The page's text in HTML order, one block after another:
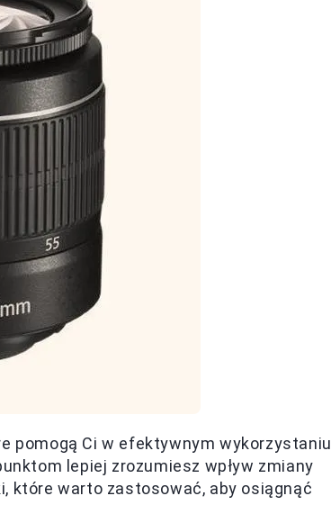
pomogą Ci w efektywnym wykorzystaniu
lepiej zrozumiesz wpływ zmiany
które warto zastosować, aby osiągnąć